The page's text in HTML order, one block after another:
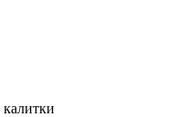
калитки